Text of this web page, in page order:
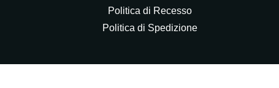
Politica di Recesso
Politica di Spedizione